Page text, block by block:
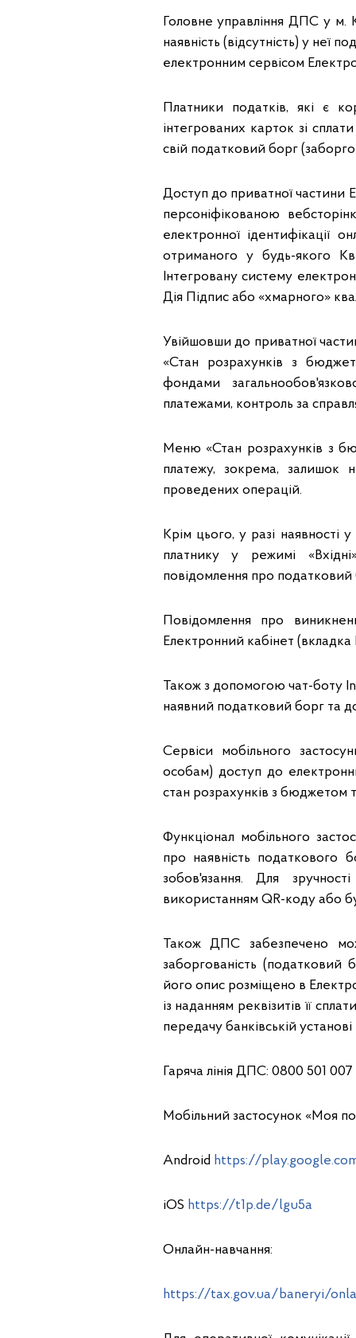
Головне управління ДПС у м.
наявність (відсутність) у неї
електронним сервісом
Платники податків, які є
інтегрованих карток зі
свій податковий борг
Доступ до приватної частини
персоніфікованою
електронної ідентифікації
отриманого у будь-якого
Інтегровану систему
Дія Підпис або «хмарного»
Увійшовши до приватної
«Стан розрахунків з
фондами
платежами, контроль за
Меню «Стан розрахунків з
платежу, зокрема, залишок
проведених операцій.
Крім цього, у разі наявності
платнику у режимі
повідомлення про податковий
Повідомлення про
Електронний кабінет
Також з допомогою чат-боту
наявний податковий борг та
Сервіси мобільного
особам) доступ до
стан розрахунків з бюджетом
Функціонал мобільного
про наявність податкового
зобов'язання. Для
використанням QR-коду або
Також ДПС забезпечено
заборгованість (податковий
його опис розміщено в
із наданням реквізитів її
передачу банківській
Гаряча лінія ДПС: 0800 501 007
Мобільний застосунок «Моя
Android https://
iOS https://t1p.de/lgu5a
Онлайн-навчання:
https://tax.gov.ua/baneryi/